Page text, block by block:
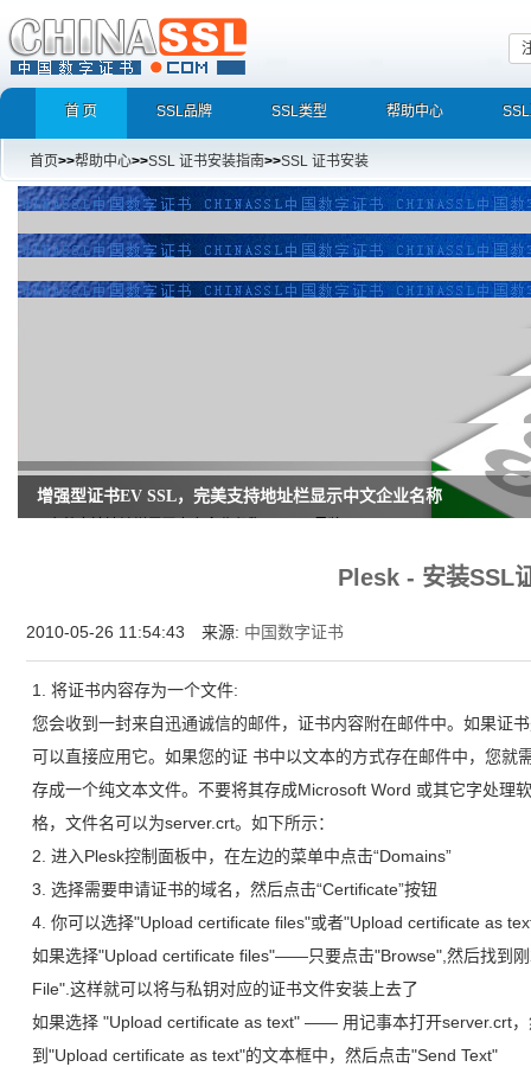
首 页 SSL品牌 SSL类型 帮助中心
首页>>帮助中心>>SSL 证书安装指南>>SSL 证书安装
增强型证书EV SSL，完美支持地址栏显示中文企业名称
Plesk - 安装SSL
2010-05-26 11:54:43 来源: 中国数字证书
1. 将证书内容存为一个文件:
您会收到一封来自迅通诚信的邮件，证书内容附在邮件中。如果证
可以直接应用它。如果您的证 书中以文本的方式存在邮件中，您就
存成一个纯文本文件。不要将其存成Microsoft Word 或其它字处理
格，文件名可以为server.crt。如下所示：
2. 进入Plesk控制面板中，在左边的菜单中点击“Domains”
3. 选择需要申请证书的域名，然后点击“Certificate”按钮
4. 你可以选择"Upload certificate files"或者"Upload certificate as
如果选择"Upload certificate files"——只要点击"Browse",然后找到
File".这样就可以将与私钥对应的证书文件安装上去了
如果选择 "Upload certificate as text" —— 用记事本打开server.crt
到"Upload certificate as text"的文本框中，然后点击"Send Text"